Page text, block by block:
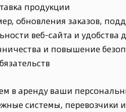
продукции
обновления заказов,
веб-сайта и удобства
и повышение
в аренду ваши
системы, перевозчики